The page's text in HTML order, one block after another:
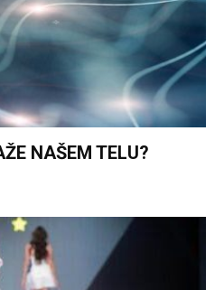
NAŠEM TELU?